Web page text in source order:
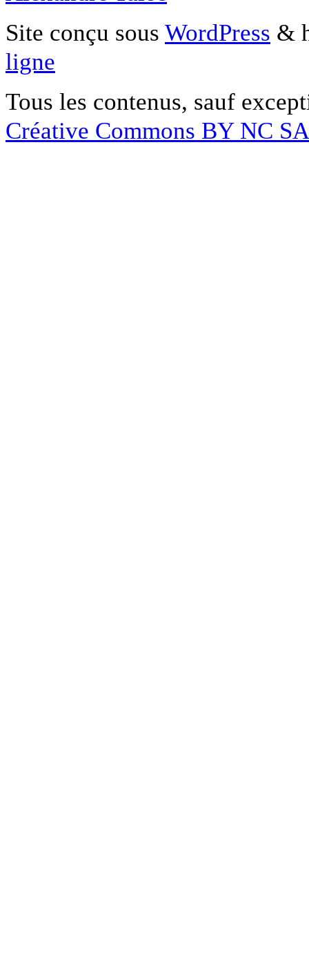
Site conçu sous WordPress &
ligne
Tous les contenus, sauf
Créative Commons BY NC SA